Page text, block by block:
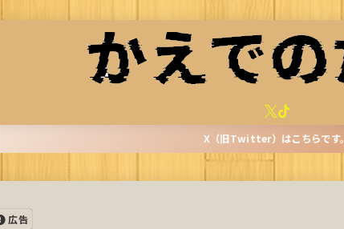
X（旧Twitter）はこちらです。
広告